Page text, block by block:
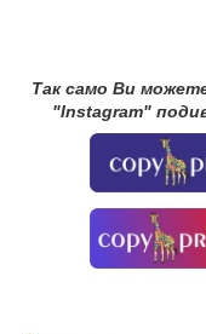
Так само Ви
"Instagram"